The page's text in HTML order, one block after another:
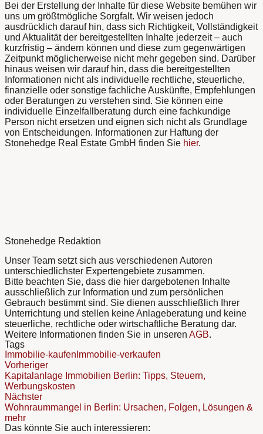
Bei der Erstellung der Inhalte für diese Website bemühen wir
uns um größtmögliche Sorgfalt. Wir weisen jedoch
ausdrücklich darauf hin, dass sich Richtigkeit, Vollständigkeit
und Aktualität der bereitgestellten Inhalte jederzeit – auch
kurzfristig – ändern können und diese zum gegenwärtigen
Zeitpunkt möglicherweise nicht mehr gegeben sind. Darüber
hinaus weisen wir darauf hin, dass die bereitgestellten
Informationen nicht als individuelle rechtliche, steuerliche,
finanzielle oder sonstige fachliche Auskünfte, Empfehlungen
oder Beratungen zu verstehen sind. Sie können eine
individuelle Einzelfallberatung durch eine fachkundige
Person nicht ersetzen und eignen sich nicht als Grundlage
von Entscheidungen. Informationen zur Haftung der
Stonehedge Real Estate GmbH finden Sie hier.
Stonehedge Redaktion
Unser Team setzt sich aus verschiedenen Autoren
unterschiedlichster Expertengebiete zusammen.
Bitte beachten Sie, dass die hier dargebotenen Inhalte
ausschließlich zur Information und zum persönlichen
Gebrauch bestimmt sind. Sie dienen ausschließlich Ihrer
Unterrichtung und stellen keine Anlageberatung und keine
steuerliche, rechtliche oder wirtschaftliche Beratung dar.
Weitere Informationen finden Sie in unseren AGB.
Tags
Immobilie-kaufen Immobilie-verkaufen
Vorheriger
Kapitalanlage Immobilien Berlin: Tipps, Steuern,
Werbungskosten
Nächster
Wohnraummangel in Berlin: Ursachen, Folgen, Lösungen &
mehr
Das könnte Sie auch interessieren: